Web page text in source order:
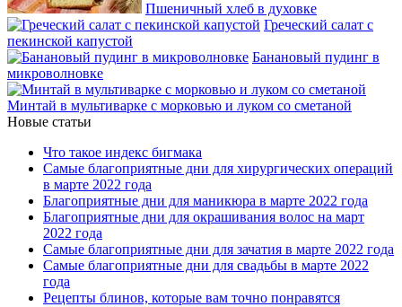
Пшеничный хлеб в духовке
Греческий салат с
пекинской капустой
Банановый пудинг в
микроволновке
Минтай в мультиварке с морковью и луком со сметаной
Новые статьи
Что такое индекс бигмака
Самые благоприятные дни для хирургических операций
в марте 2022 года
Благоприятные дни для маникюра в марте 2022 года
Благоприятные дни для окрашивания волос на март
2022 года
Самые благоприятные дни для зачатия в марте 2022 года
Самые благоприятные дни для свадьбы в марте 2022
года
Рецепты блинов, которые вам точно понравятся